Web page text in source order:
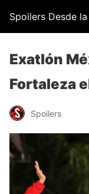
Spoilers Desde la
Exatlón
Fortaleza
Spoilers